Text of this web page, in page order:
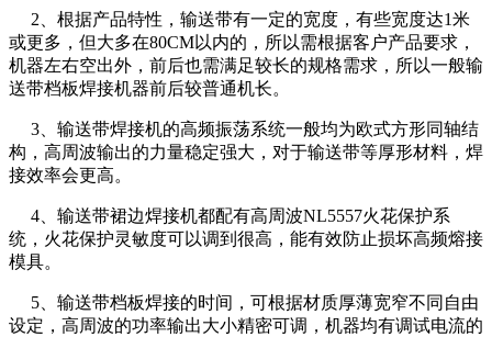
2、根据产品特性，输送带有一定的宽度，有些宽度达1米
或更多，但大多在80CM以内的，所以需根据客户产品要求，
机器左右空出外，前后也需满足较长的规格需求，所以一般输
送带档板焊接机器前后较普通机长。
3、输送带焊接机的高频振荡系统一般均为欧式方形同轴结
构，高周波输出的力量稳定强大，对于输送带等厚形材料，焊
接效率会更高。
4、输送带裙边焊接机都配有高周波NL5557火花保护系
统，火花保护灵敏度可以调到很高，能有效防止损坏高频熔接
模具。
5、输送带档板焊接的时间，可根据材质厚薄宽窄不同自由
设定，高周波的功率输出大小精密可调，机器均有调试电流的